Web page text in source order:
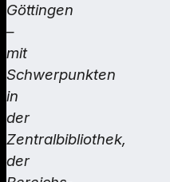
Göttingen
–
mit
Schwerpunkten
in
der
Zentralbibliothek,
der